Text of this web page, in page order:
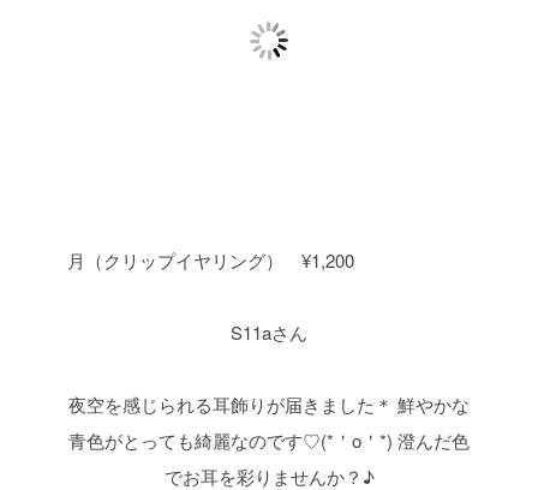
月（クリップイヤリング） ¥1,200
S11aさん
夜空を感じられる耳飾りが届きました＊ 鮮やかな
青色がとっても綺麗なのです♡(*＇o＇*) 澄んだ色
でお耳を彩りませんか？♪